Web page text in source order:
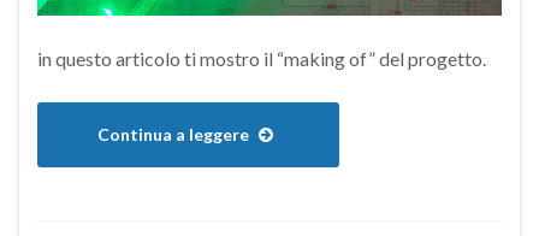
in questo articolo ti mostro il “making of” del progetto.
Continua a leggere